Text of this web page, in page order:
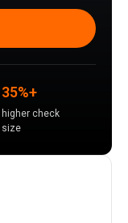
35%+
higher check
size